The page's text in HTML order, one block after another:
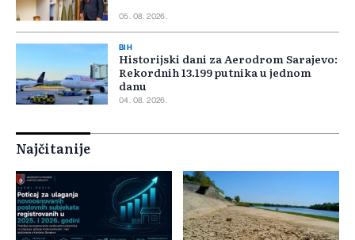
05. 08. 2026.
BIH
Historijski dani za Aerodrom Sarajevo:
Rekordnih 13.199 putnika u jednom
danu
04. 08. 2026.
Najčitanije